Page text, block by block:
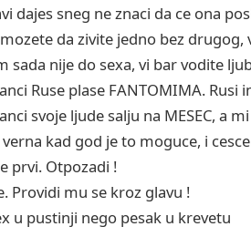
dajes sneg ne znaci da ce ona
da zivite jedno bez drugog,
sada nije do sexa, vi bar vodite
Ruse plase FANTOMIMA. Rusi
svoje ljude salju na MESEC, a
kad god je to moguce, i
prvi. Otpozadi !
Providi mu se kroz glavu !
u pustinji nego pesak u krevetu